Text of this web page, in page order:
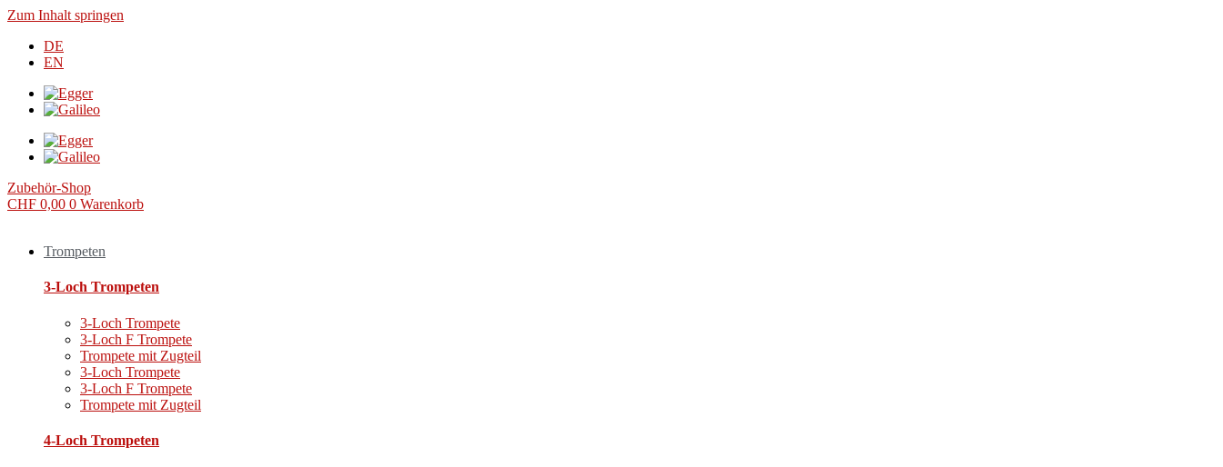
Zum Inhalt springen
DE
EN
Zubehör-Shop
CHF 0,00 0 Warenkorb
Trompeten
3-Loch Trompeten
3-Loch Trompete
3-Loch F Trompete
Trompete mit Zugteil
3-Loch Trompete
3-Loch F Trompete
Trompete mit Zugteil
4-Loch Trompeten